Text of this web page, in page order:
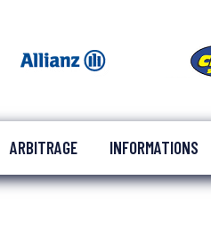
ARBITRAGE INFORMATIONS